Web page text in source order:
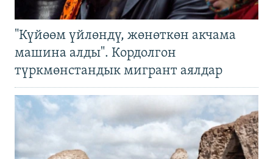
"Күйөөм үйлөндү, жөнөткөн акчама
машина алды". Кордолгон
түркмөнстандык мигрант аялдар